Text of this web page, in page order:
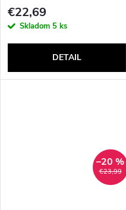
€22,69
Skladom 5 ks
DETAIL
€23,99
–20 %